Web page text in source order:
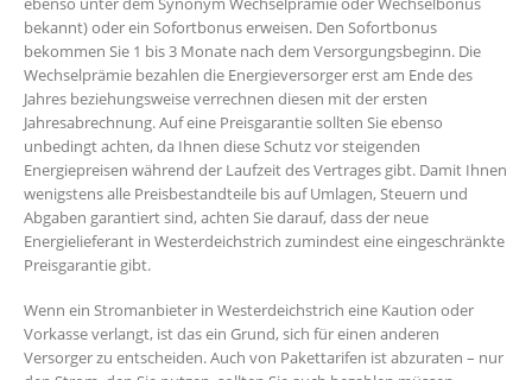
bekannt) oder ein Sofortbonus erweisen. Den Sofortbonus
bekommen Sie 1 bis 3 Monate nach dem Versorgungsbeginn. Die
Wechselprämie bezahlen die Energieversorger erst am Ende des
Jahres beziehungsweise verrechnen diesen mit der ersten
Jahresabrechnung. Auf eine Preisgarantie sollten Sie ebenso
unbedingt achten, da Ihnen diese Schutz vor steigenden
Energiepreisen während der Laufzeit des Vertrages gibt. Damit Ihnen
wenigstens alle Preisbestandteile bis auf Umlagen, Steuern und
Abgaben garantiert sind, achten Sie darauf, dass der neue
Energielieferant in Westerdeichstrich zumindest eine eingeschränkte
Preisgarantie gibt.
Wenn ein Stromanbieter in Westerdeichstrich eine Kaution oder
Vorkasse verlangt, ist das ein Grund, sich für einen anderen
Versorger zu entscheiden. Auch von Pakettarifen ist abzuraten – nur